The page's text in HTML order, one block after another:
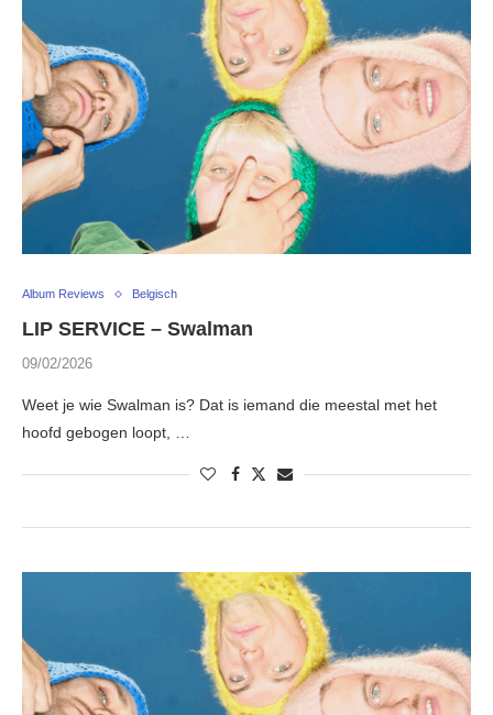
Album Reviews Belgisch
LIP SERVICE – Swalman
09/02/2026
Weet je wie Swalman is? Dat is iemand die meestal met het
hoofd gebogen loopt, …